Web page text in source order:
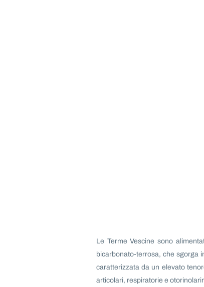
Le Terme Vescine sono
bicarbonato-terrosa, che sgorga
caratterizzata da un elevato
articolari, respiratorie e